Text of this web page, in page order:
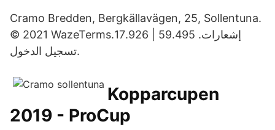
Cramo Bredden, Bergkällavägen, 25, Sollentuna.
© 2021 WazeTermsإشعارات. 59.495 | 17.926.
تسجيل الدخول.
Kopparcupen
2019 - ProCup